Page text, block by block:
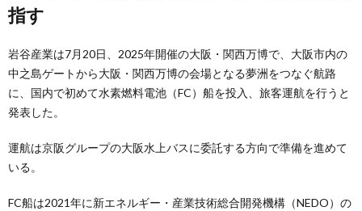
指す
岩谷産業は7月20日、2025年開催の大阪・関西万博で、大阪市内の
中之島ゲートから大阪・関西万博の会場となる夢洲をつなぐ航路
に、国内で初めて水素燃料電池（FC）船を投入、旅客運航を行うと
発表した。
運航は京阪グループの大阪水上バスに委託する方向で準備を進めて
いる。
FC船は2021年に新エネルギー・産業技術総合開発機構（NEDO）の